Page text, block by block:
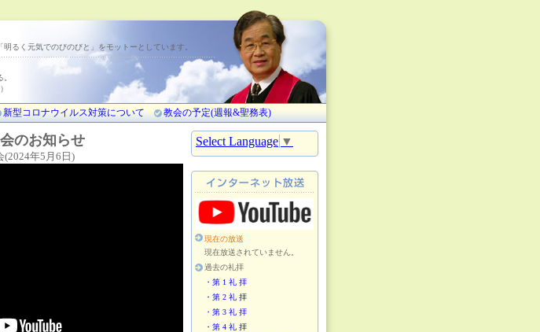
るく元気でのびのびと」をモットーとしています。
新型コロナウイルス対策について 教会の予定(週報&聖務表)
のお知らせ
(2024年5月6日)
Select Language ▼
現在の放送
現在放送されていません。
過去の礼拝
・第 1 礼 拝
・第 2 礼 拝
・第 3 礼 拝
・第 4 礼 拝